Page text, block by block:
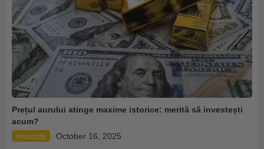
Prețul aurului atinge maxime istorice: merită să investești
acum?
Investiții
October 16, 2025